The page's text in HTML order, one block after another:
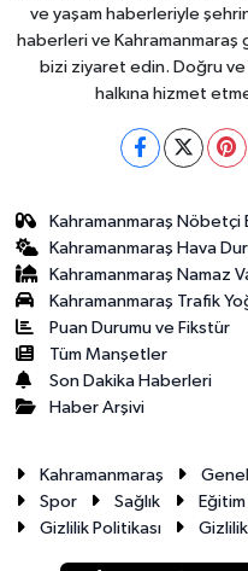
ve yaşam haberleriyle
haberleri ve Kahramanmaraş
bizi ziyaret edin. Doğru
halkına hizmet
Kahramanmaraş Nöbetçi
Kahramanmaraş Hava
Kahramanmaraş Namaz
Kahramanmaraş Trafik
Puan Durumu ve Fikstür
Tüm Manşetler
Son Dakika Haberleri
Haber Arşivi
Kahramanmaraş Genel
Spor
Sağlık Eğitim
Gizlilik Politikası